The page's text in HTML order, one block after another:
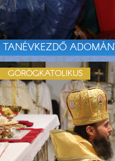
TANÉVKEZDŐ
GÖRÖGKATOLIKUS